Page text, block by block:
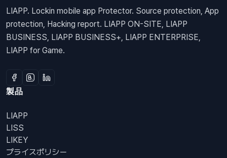
LIAPP. Lockin mobile app Protector. Source protection, App
protection, Hacking report. LIAPP ON-SITE, LIAPP
BUSINESS, LIAPP BUSINESS+, LIAPP ENTERPRISE,
LIAPP for Game.
製品
LIAPP
LISS
LIKEY
プライスポリシー